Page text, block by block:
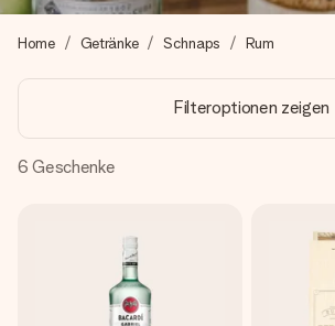
+49 39292 929695
Montag - Freitag : 8:30 - 17:00 Uhr
Samstag - Sonntag : 8:30 - 13:00 Uhr
Home Getränke Schnaps Rum
Filteroptionen zeigen
6 Geschenke